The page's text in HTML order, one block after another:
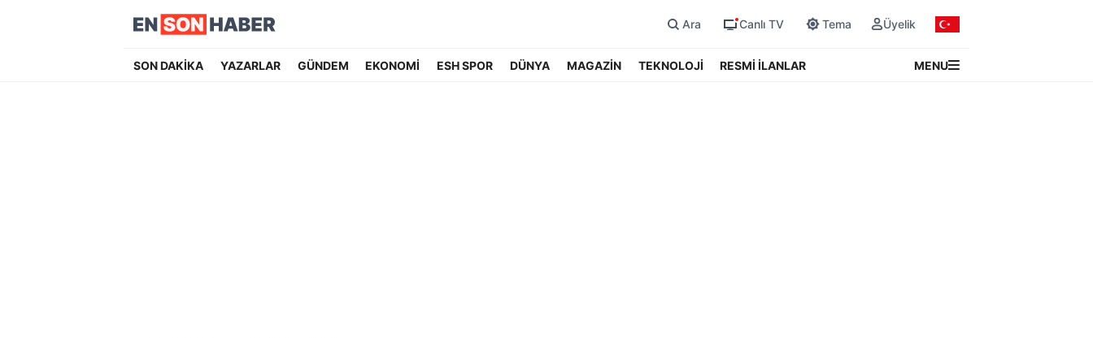
Ara Canlı TV Tema Üyelik
SON DAKİKA YAZARLAR GÜNDEM EKONOMİ ESH SPOR DÜNYA MAGAZİN TEKNOLOJİ RESMİ İLANLAR MENU